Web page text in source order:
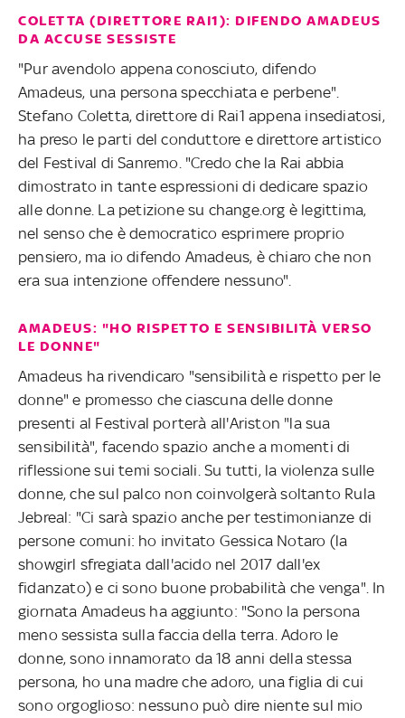
COLETTA (DIRETTORE RAI1): DIFENDO AMADEUS
DA ACCUSE SESSISTE
"Pur avendolo appena conosciuto, difendo
Amadeus, una persona specchiata e perbene".
Stefano Coletta, direttore di Rai1 appena insediatosi,
ha preso le parti del conduttore e direttore artistico
del Festival di Sanremo. "Credo che la Rai abbia
dimostrato in tante espressioni di dedicare spazio
alle donne. La petizione su change.org è legittima,
nel senso che è democratico esprimere proprio
pensiero, ma io difendo Amadeus, è chiaro che non
era sua intenzione offendere nessuno".
AMADEUS: "HO RISPETTO E SENSIBILITÀ VERSO
LE DONNE"
Amadeus ha rivendicaro "sensibilità e rispetto per le
donne" e promesso che ciascuna delle donne
presenti al Festival porterà all'Ariston "la sua
sensibilità", facendo spazio anche a momenti di
riflessione sui temi sociali. Su tutti, la violenza sulle
donne, che sul palco non coinvolgerà soltanto Rula
Jebreal: "Ci sarà spazio anche per testimonianze di
persone comuni: ho invitato Gessica Notaro (la
showgirl sfregiata dall'acido nel 2017 dall'ex
fidanzato) e ci sono buone probabilità che venga". In
giornata Amadeus ha aggiunto: "Sono la persona
meno sessista sulla faccia della terra. Adoro le
donne, sono innamorato da 18 anni della stessa
persona, ho una madre che adoro, una figlia di cui
sono orgoglioso: nessuno può dire niente sul mio